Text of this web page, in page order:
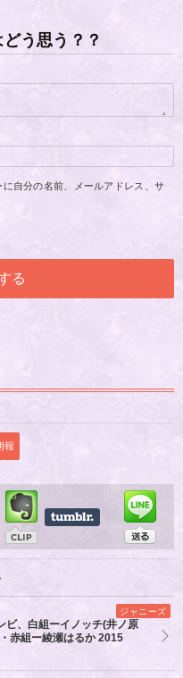
う思う？？
自分の名前、メールアドレス、サ
報
ジャニーズ
ビ、白組ーイノッチ(井ノ原
赤組ー綾瀬はるか 2015